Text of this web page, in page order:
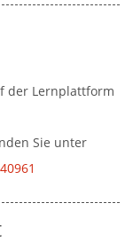
der Lernplattform
Sie unter